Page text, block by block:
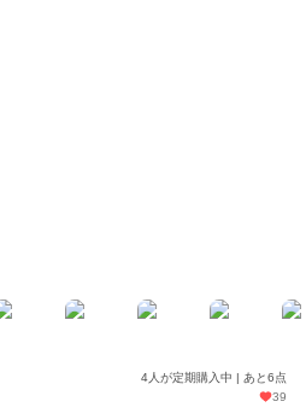
4人が定期購入中 | あと6点
39